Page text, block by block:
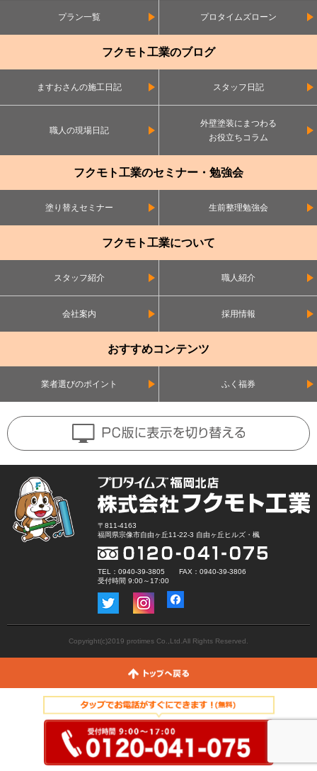
プラン一覧 プロタイムズローン
フクモト工業のブログ
ますおさんの施工日記 スタッフ日記
職人の現場日記
外壁塗装にまつわる
お役立ちコラム
フクモト工業のセミナー・勉強会
塗り替えセミナー 生前整理勉強会
フクモト工業について
スタッフ紹介 職人紹介
会社案内 採用情報
おすすめコンテンツ
業者選びのポイント ふく福券
〒811-4163
福岡県宗像市自由ヶ丘11-22-3 自由ヶ丘ヒルズ・楓
TEL：0940-39-3805 FAX：0940-39-3806
受付時間 9:00～17:00
Copyright(c)2019 protimes Co.,Ltd.All Rights Reserved.